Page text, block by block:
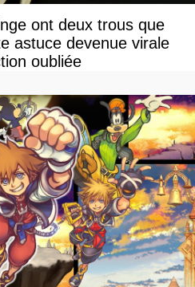
ont deux trous que
astuce devenue virale
oubliée